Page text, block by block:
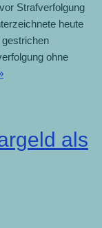
Strafverfolgung
heute
ohne
als